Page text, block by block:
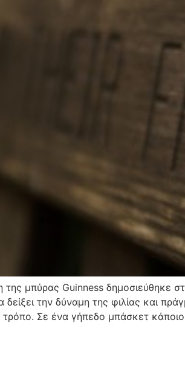
της μπύρας Guinness δημοσιεύθηκε
δείξει την δύναμη της φιλίας και
τρόπο. Σε ένα γήπεδο μπάσκετ